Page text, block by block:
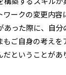
ワークの変更内容
あった際に、自
ご自身の考えを
ということがあ